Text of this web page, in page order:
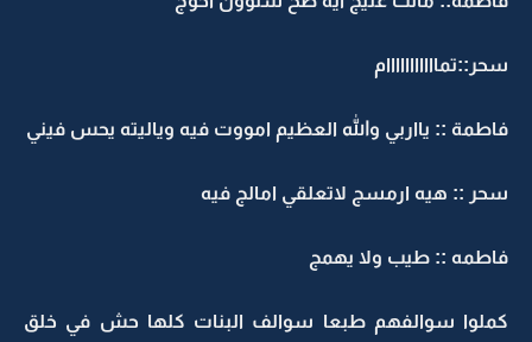
سحر::تمااااااااااام
فاطمة :: يااربي والله العظيم امووت فيه وياليته يحس فيني
سحر :: هيه ارمسج لاتعلقي امالج فيه
فاطمه :: طيب ولا يهمج
كملوا سوالفهم طبعا سوالف البنات كلها حش في خلق